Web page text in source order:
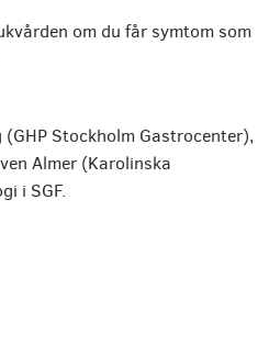
om du får symtom som
Stockholm Gastrocenter),
Almer (Karolinska
i SGF.